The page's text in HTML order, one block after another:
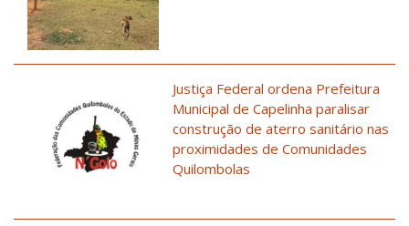
Justiça Federal ordena Prefeitura
Municipal de Capelinha paralisar
construção de aterro sanitário nas
proximidades de Comunidades
Quilombolas